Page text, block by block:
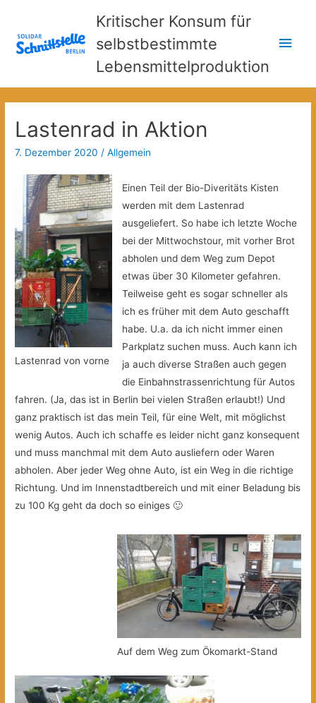
Kritischer Konsum für
selbstbestimmte
Lebensmittelproduktion
Lastenrad in Aktion
7. Dezember 2020 /Allgemein
Lastenrad von vorne
Einen Teil der Bio-Diveritäts Kisten
werden mit dem Lastenrad
ausgeliefert. So habe ich letzte Woche
bei der Mittwochstour, mit vorher Brot
abholen und dem Weg zum Depot
etwas über 30 Kilometer gefahren.
Teilweise geht es sogar schneller als
ich es früher mit dem Auto geschafft
habe. U.a. da ich nicht immer einen
Parkplatz suchen muss. Auch kann ich
ja auch diverse Straßen auch gegen
die Einbahnstrassenrichtung für Autos
fahren. (Ja, das ist in Berlin bei vielen Straßen erlaubt!) Und
ganz praktisch ist das mein Teil, für eine Welt, mit möglichst
wenig Autos. Auch ich schaffe es leider nicht ganz konsequent
und muss manchmal mit dem Auto ausliefern oder Waren
abholen. Aber jeder Weg ohne Auto, ist ein Weg in die richtige
Richtung. Und im Innenstadtbereich und mit einer Beladung bis
zu 100 Kg geht da doch so einiges 🙂
Auf dem Weg zum Ökomarkt-Stand